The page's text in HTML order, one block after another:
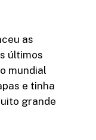
as
últimos
mundial
e tinha
grande